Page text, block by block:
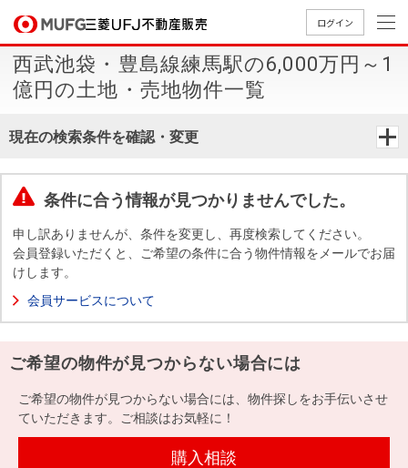
ログイン
買いたいTOP
中古
マン
ンを
探す
築・
一戸
建て
す
売りたいTOP
無
料
定
却
談
売却
店舗案内TOP
店舗のご
案内（首
案内（名
案内（関
会社情報TOP
ごあいさ
つ
要
Way
経営ビジ
ョン
組織図
役員一
沿革
本社地
図
採用情報TOP
新卒採用
情報
採用情報
買いたい
売りたい
店舗案内
会社情報
採用情報
提携企業にお勤めの方
西武池袋・豊島線練馬駅の6,000万円～1
億円の土地・売地物件一覧
現在の検索条件を確認・変更
条件に合う情報が見つかりませんでした。
申し訳ありませんが、条件を変更し、再度検索してください。
会員登録いただくと、ご希望の条件に合う物件情報をメールでお届
けします。
会員サービスについて
ご希望の物件が見つからない場合には
ご希望の物件が見つからない場合には、物件探しをお手伝いさせ
ていただきます。ご相談はお気軽に！
購入相談